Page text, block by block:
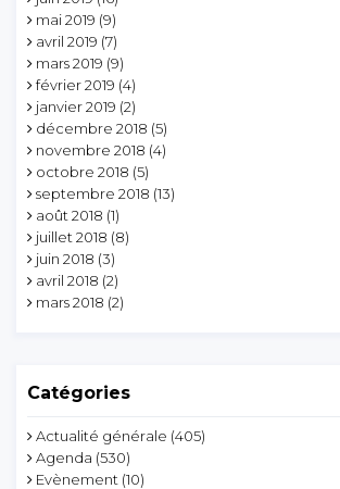
mai 2019 (9)
avril 2019 (7)
mars 2019 (9)
février 2019 (4)
janvier 2019 (2)
décembre 2018 (5)
novembre 2018 (4)
octobre 2018 (5)
septembre 2018 (13)
août 2018 (1)
juillet 2018 (8)
juin 2018 (3)
avril 2018 (2)
mars 2018 (2)
Catégories
Actualité générale (405)
Agenda (530)
Evènement (10)